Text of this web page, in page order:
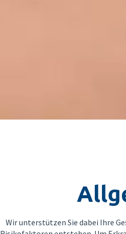
Wir unterstützen Sie dabei Ihre